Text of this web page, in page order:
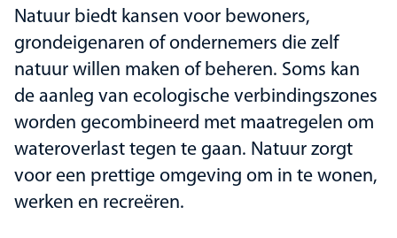
Natuur biedt kansen voor bewoners,
grondeigenaren of ondernemers die zelf
natuur willen maken of beheren. Soms kan
de aanleg van ecologische verbindingszones
worden gecombineerd met maatregelen om
wateroverlast tegen te gaan. Natuur zorgt
voor een prettige omgeving om in te wonen,
werken en recreëren.